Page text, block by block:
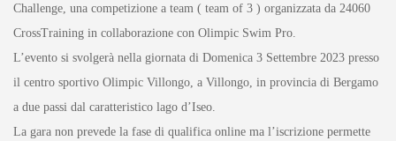
Challenge, una competizione a team ( team of 3 ) organizzata da 24060
CrossTraining in collaborazione con Olimpic Swim Pro.
L’evento si svolgerà nella giornata di Domenica 3 Settembre 2023 presso
il centro sportivo Olimpic Villongo, a Villongo, in provincia di Bergamo
a due passi dal caratteristico lago d’Iseo.
La gara non prevede la fase di qualifica online ma l’iscrizione permette